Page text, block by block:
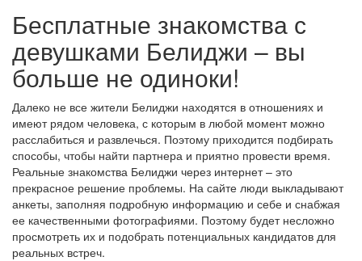
Бесплатные знакомства с
девушками Белиджи – вы
больше не одиноки!
Далеко не все жители Белиджи находятся в отношениях и
имеют рядом человека, с которым в любой момент можно
расслабиться и развлечься. Поэтому приходится подбирать
способы, чтобы найти партнера и приятно провести время.
Реальные знакомства Белиджи через интернет – это
прекрасное решение проблемы. На сайте люди выкладывают
анкеты, заполняя подробную информацию и себе и снабжая
ее качественными фотографиями. Поэтому будет несложно
просмотреть их и подобрать потенциальных кандидатов для
реальных встреч.